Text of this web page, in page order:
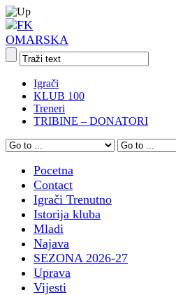
Igrači
KLUB 100
Treneri
TRIBINE – DONATORI
Pocetna
Contact
Igrači Trenutno
Istorija kluba
Mladi
Najava
SEZONA 2026-27
Uprava
Vijesti